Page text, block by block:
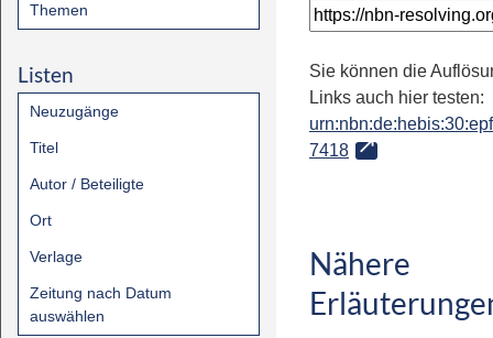
Themen
Listen
Neuzugänge
Titel
Autor / Beteiligte
Ort
Verlage
Zeitung nach Datum
auswählen
Sie können die
Links auch hier testen:
7418
Nähere